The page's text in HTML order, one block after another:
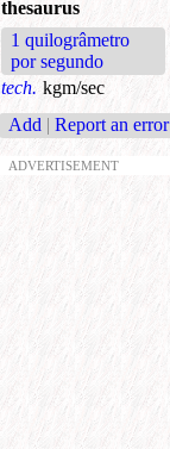
thesaurus
1 quilogrâmetro
por segundo
tech. kgm/sec
Add | Report an error
ADVERTISEMENT